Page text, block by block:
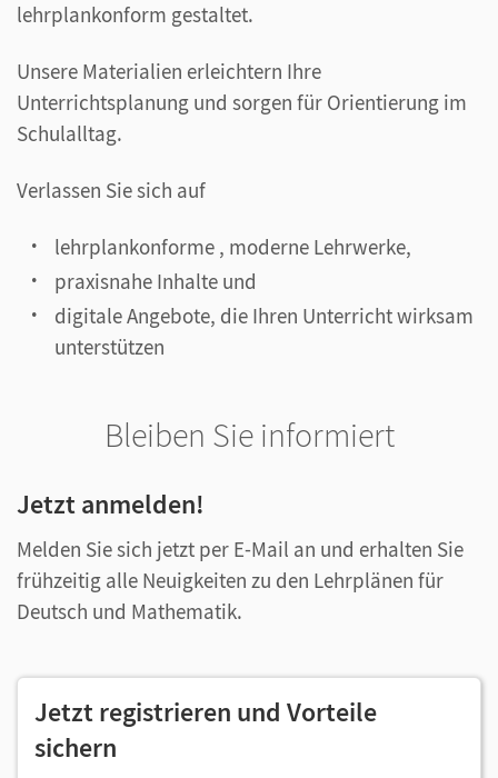
lehrplankonform gestaltet.
Unsere Materialien erleichtern Ihre
Unterrichtsplanung und sorgen für Orientierung im
Schulalltag.
Verlassen Sie sich auf
lehrplankonforme , moderne Lehrwerke,
praxisnahe Inhalte und
digitale Angebote, die Ihren Unterricht wirksam
unterstützen
Bleiben Sie informiert
Jetzt anmelden!
Melden Sie sich jetzt per E-Mail an und erhalten Sie
frühzeitig alle Neuigkeiten zu den Lehrplänen für
Deutsch und Mathematik.
Jetzt registrieren und Vorteile
sichern